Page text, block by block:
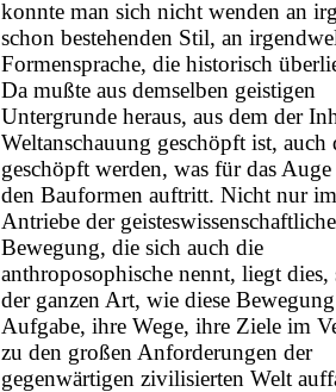
konnte man sich nicht wenden an
schon bestehenden Stil, an
Formensprache, die histo­risch
Da mußte aus demselben geistigen
Untergrunde heraus, aus dem der
Weltanschauung geschöpft ist, auch
geschöpft werden, was für das
den Bauformen auftritt. Nicht nur
Antriebe der
Bewegung, die sich auch die
anthroposophische nennt, liegt dies,
der ganzen Art, wie diese
Aufgabe, ihre Wege, ihre Ziele im
zu den großen Anforderungen der
gegenwärtigen zivilisierten Welt